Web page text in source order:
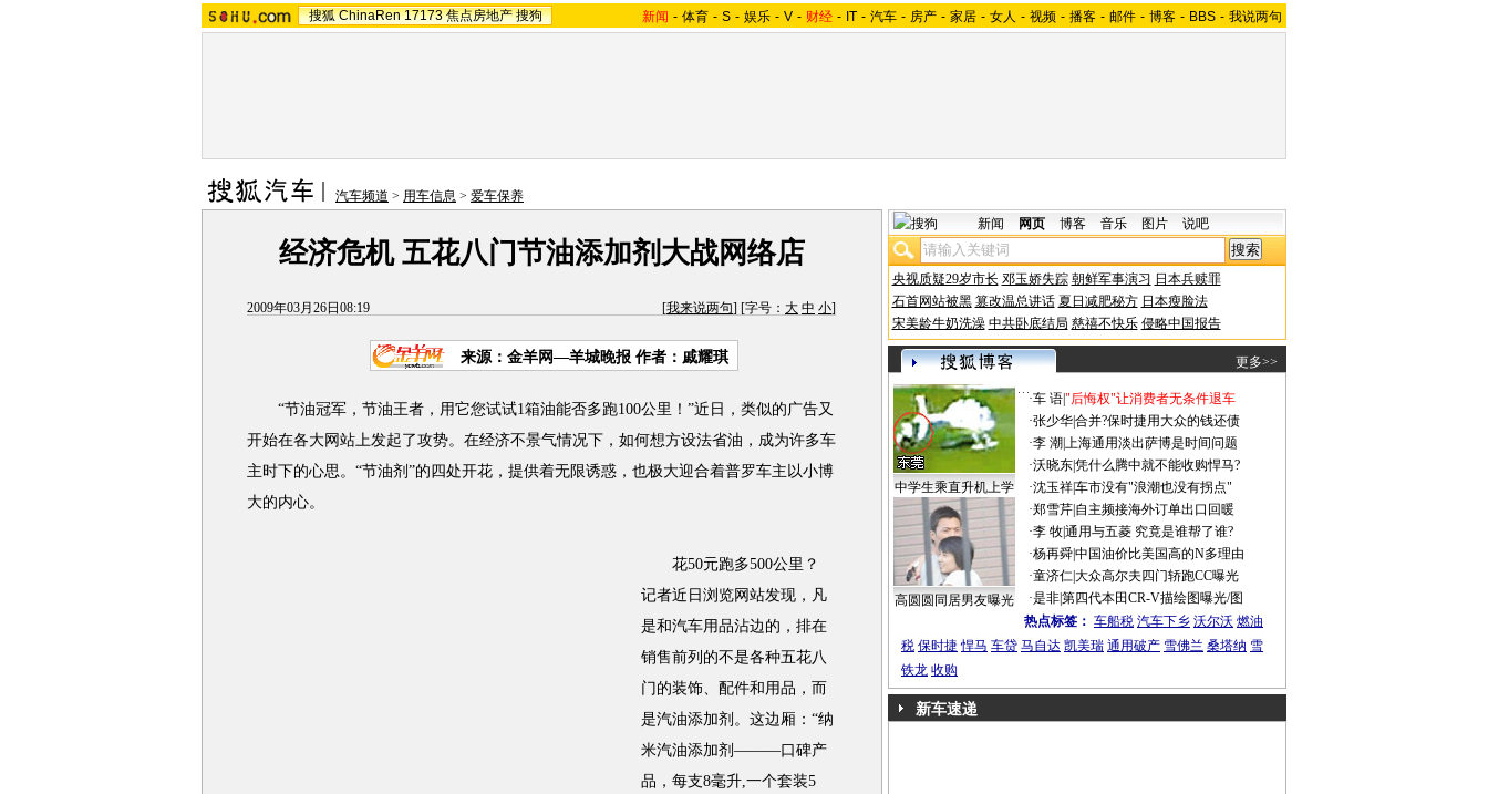
搜狐 ChinaRen 17173 焦点房地产 搜狗 新闻 - 体育 - S - 娱乐 - V - 财经 - IT - 汽车 - 房产 - 家居 - 女人 - 视频 - 播客 - 邮件 - 博客 - BBS - 我说两句
汽车频道 > 用车信息 > 爱车保养
经济危机 五花八门节油添加剂大战网络店
2009年03月26日08:19 [我来说两句] [字号： 大 中 小]
来源：金羊网—羊城晚报 作者：戚耀琪
“节油冠军，节油王者，用它您试试1箱油能否多跑100公里！”近日，类似的广告又
开始在各大网站上发起了攻势。在经济不景气情况下，如何想方设法省油，成为许多车
主时下的心思。“节油剂”的四处开花，提供着无限诱惑，也极大迎合着普罗车主以小博
大的内心。
花50元跑多500公里？
记者近日浏览网站发现，凡
是和汽车用品沾边的，排在
销售前列的不是各种五花八
门的装饰、配件和用品，而
是汽油添加剂。这边厢：“纳
米汽油添加剂———口碑产
品，每支8毫升,一个套装5
新闻 网页 博客 音乐 图片 说吧
央视质疑29岁市长 邓玉娇失踪 朝鲜军事演习 日本兵赎罪
石首网站被黑 篡改温总讲话 夏日减肥秘方 日本瘦脸法
宋美龄牛奶洗澡 中共卧底结局 慈禧不快乐 侵略中国报告
更多>>
中学生乘直升机上学
高圆圆同居男友曝光
·车 语|"后悔权"让消费者无条件退车
·张少华|合并?保时捷用大众的钱还债
·李 潮 上海通用淡出萨博是时间问题
·沃晓东|凭什么腾中就不能收购悍马?
·沈玉祥|车市没有"浪潮也没有拐点"
·郑雪芹| 自主频接海外订单出口回暖
·李 牧|通用与五菱 究竟是谁帮了谁?
·杨再舜|中国油价比美国高的N多理由
·童济仁|大众高尔夫四门轿跑CC曝光
·是非|第四代本田CR-V描绘图曝光/图
热点标签： 车船税 汽车下乡 沃尔沃 燃油
税 保时捷 悍马 车贷 马自达 凯美瑞 通用破产 雪佛兰 桑塔纳 雪
铁龙 收购
新车速递